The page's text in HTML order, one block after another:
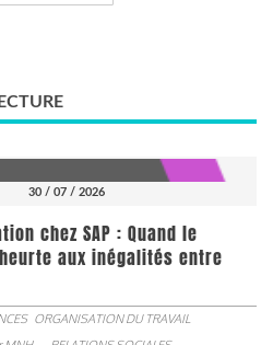
30 / 07 / 2026
chez SAP : Quand le
aux inégalités entre
ORGANISATION DU TRAVAIL